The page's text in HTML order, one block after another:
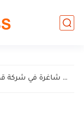
وظائف شاغرة في شركة إنيرميك (EnerMech) في قطر